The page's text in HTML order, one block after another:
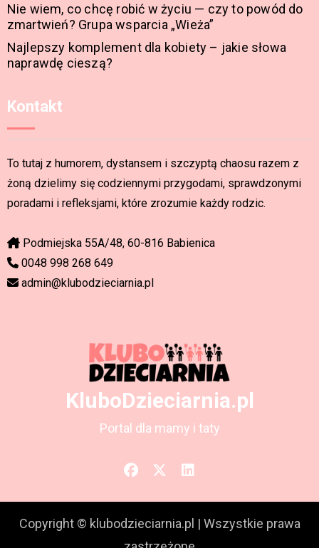
Nie wiem, co chcę robić w życiu — czy to powód do
zmartwień? Grupa wsparcia „Wieża”
Najlepszy komplement dla kobiety – jakie słowa
naprawdę cieszą?
Kontakt
To tutaj z humorem, dystansem i szczyptą chaosu razem z
żoną dzielimy się codziennymi przygodami, sprawdzonymi
poradami i refleksjami, które zrozumie każdy rodzic.
Podmiejska 55A/48, 60-816 Babienica
0048 998 268 649
admin@klubodzieciarnia.pl
KluboDzieciarnia.pl
Portal dla mamy i taty
Copyright © klubodzieciarnia.pl | Wszystkie prawa